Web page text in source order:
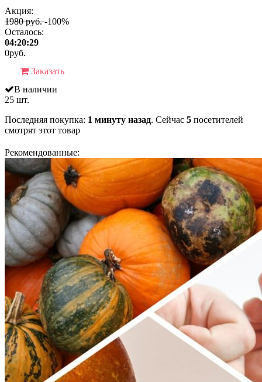
Акция:
1980 руб.-100%
Осталось:
04:20:29
0руб.
Заказать
В наличии
25 шт.
Последняя покупка: 1 минуту назад. Сейчас 5 посетителей
смотрят этот товар
Рекомендованные: